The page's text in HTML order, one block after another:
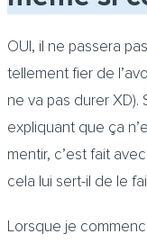
OUI, il ne passera
tellement fier de
ne va pas durer XD).
expliquant que ça
mentir, c’est fait
cela lui sert-il de le
Lorsque je